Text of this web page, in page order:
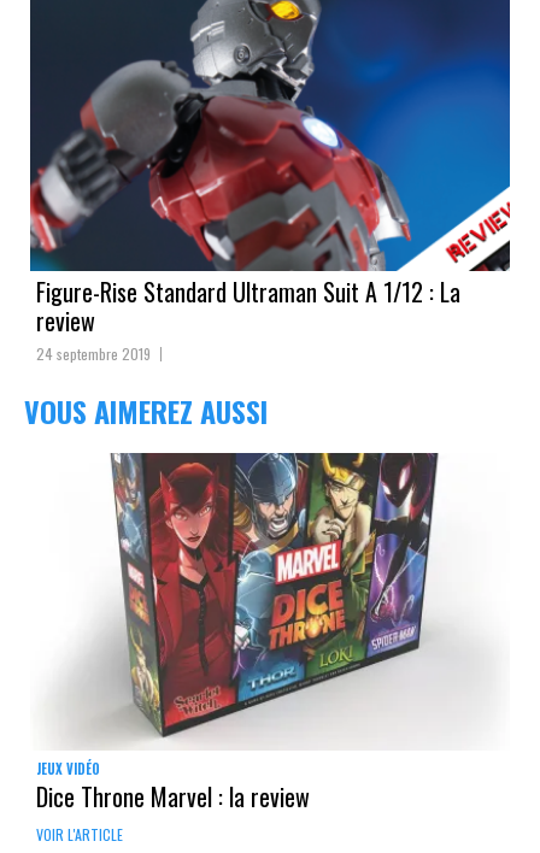
Figure-Rise Standard Ultraman Suit A 1/12 : La
review
24 septembre 2019
VOUS AIMEREZ AUSSI
JEUX VIDÉO
Dice Throne Marvel : la review
VOIR L'ARTICLE